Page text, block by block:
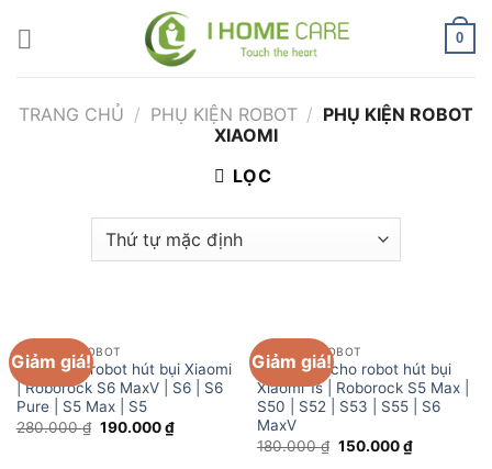
0
TRANG CHỦ / PHỤ KIỆN ROBOT / PHỤ KIỆN ROBOT
XIAOMI
LỌC
Giảm giá!
PHỤ KIỆN ROBOT
Lọc HEPA robot hút bụi Xiaomi
| Roborock S6 MaxV | S6 | S6
Pure | S5 Max | S5
280.000₫ Giá
190.000₫Giá
hiện
Giảm giá!
PHỤ KIỆN ROBOT
Lọc HEPA cho robot hút bụi
Xiaomi 1s | Roborock S5 Max |
S50 | S52 | S53 | S55 | S6
MaxV
180.000₫ Giá
150.000₫Giá
hiện